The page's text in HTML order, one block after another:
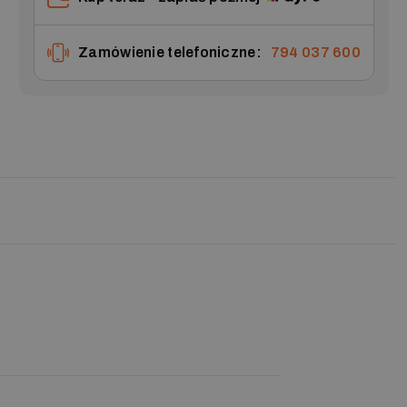
Zamówienie telefoniczne: 794 037 600